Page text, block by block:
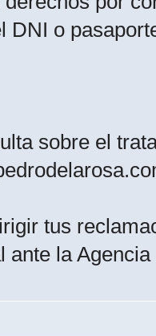
DNI o
sobre el
tus
ante la